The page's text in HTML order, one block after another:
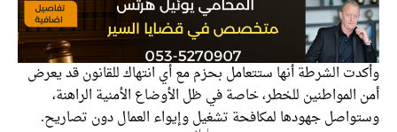
الشرطة أنها ستتعامل بحزم مع أي انتهاك للقانون قد يعرض
للخطر، خاصة في ظل الأوضاع الأمنية الراهنة،
جهودها لمكافحة تشغيل وإيواء العمال دون تصاريح.